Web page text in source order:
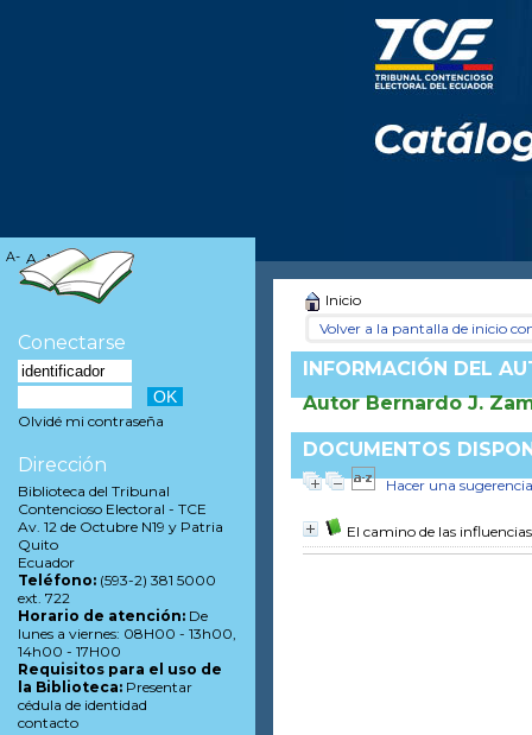
Inicio
Volver a la pantalla de inicio
INFORMACIÓN DEL
Autor Bernardo J.
DOCUMENTOS
Hacer una sugerencia
El camino de las influencias
A- A A+
Conectarse
Olvidé mi contraseña
Dirección
Biblioteca del Tribunal
Contencioso Electoral - TCE
Av. 12 de Octubre N19 y Patria
Quito
Ecuador
Teléfono: (593-2) 381 5000
ext. 722
Horario de atención: De
lunes a viernes: 08H00 - 13h00,
14h00 - 17H00
Requisitos para el uso de
la Biblioteca: Presentar
cédula de identidad
contacto